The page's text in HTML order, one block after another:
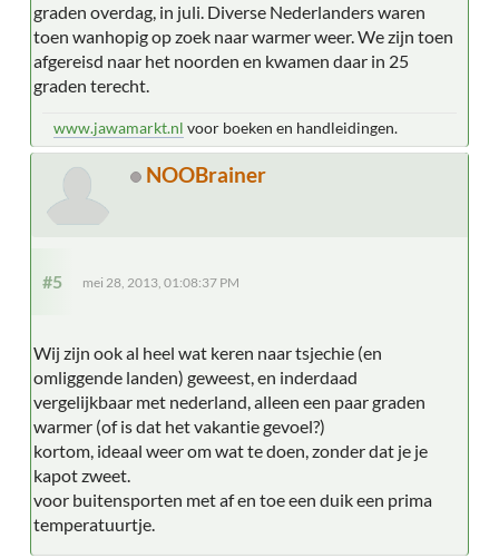
graden overdag, in juli. Diverse Nederlanders waren
toen wanhopig op zoek naar warmer weer. We zijn toen
afgereisd naar het noorden en kwamen daar in 25
graden terecht.
www.jawamarkt.nl voor boeken en handleidingen.
NOOBrainer
#5 mei 28, 2013, 01:08:37 PM
Wij zijn ook al heel wat keren naar tsjechie (en
omliggende landen) geweest, en inderdaad
vergelijkbaar met nederland, alleen een paar graden
warmer (of is dat het vakantie gevoel?)
kortom, ideaal weer om wat te doen, zonder dat je je
kapot zweet.
voor buitensporten met af en toe een duik een prima
temperatuurtje.